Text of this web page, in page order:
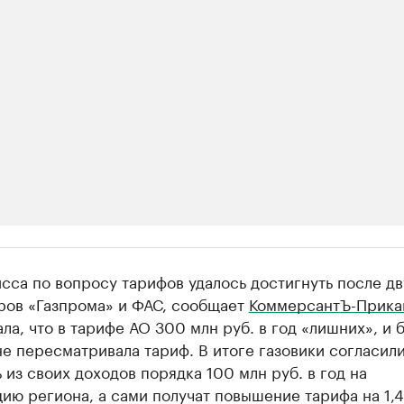
организации в нефтегазовой
данные в каталоге
по вопросу тарифов удалось достигнуть после
«Газпрома» и ФАС, сообщает КоммерсантЪ-
что в тарифе АО 300 млн руб. в год «лишних», и
пересматривала тариф. В итоге газовики
из своих доходов порядка 100 млн руб. в год на
региона, а сами получат повышение тарифа на